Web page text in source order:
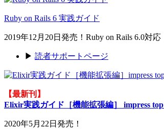
Ruby on Rails 6 実践ガイド
2019年12月20日発売！Ruby on Rails 6.0対応
▶ 読者サポートページ
【最新刊】
Elixir実践ガイド［機能拡張編］ impress
2020年5月22日発売！